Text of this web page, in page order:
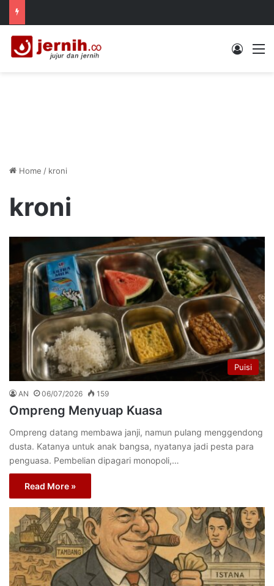
Log In
Home / kroni
kroni
Puisi
AN 06/07/2026 159
Ompreng Menyuap Kuasa
Ompreng datang membawa janji, namun pulang menggendong
dusta. Katanya untuk anak bangsa, nyatanya jadi pesta para
penguasa. Pembelian dipagari monopoli,…
Read More »